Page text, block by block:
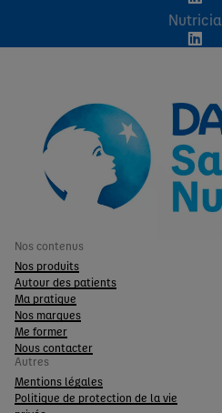
Nutricia
Nos contenus
Nos produits
Autour des patients
Ma pratique
Nos marques
Me former
Nous contacter
Autres
Mentions légales
Politique de protection de la vie